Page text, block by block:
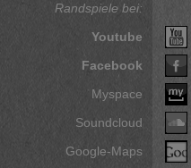
Randspiele bei:
Youtube
Facebook
Myspace
Soundcloud
Google-Maps